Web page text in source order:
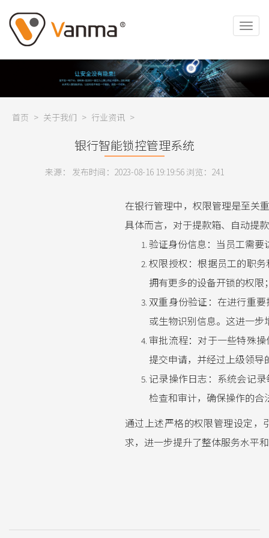
首页 > 关于我们 > 行业资讯 >
银行智能锁控管理系统
来源： 发布时间：2023-08-16 19:19:56 浏览： 241
在银行管理中，权限管理是至关
具体而言，对于提款箱、自动提
验证身份信息：当员工需
权限授权：根据员工的职
拥有更多的设备开锁的权
双重身份验证：在进行重
或生物识别信息。这进一
审批流程：对于一些特殊
提交申请，并经过上级领导
记录操作日志：系统会记
检查和审计，确保操作的合
通过上述严格的权限管理设定，
求，进一步提升了整体服务水平